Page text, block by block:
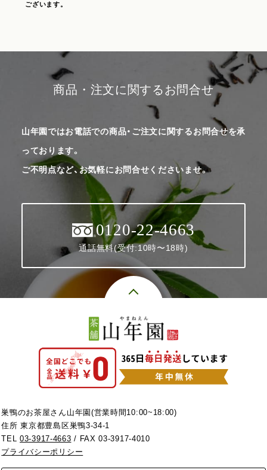
ございます。
商品・注文に関するお問合せ
山年園ではお電話での商品・ご注文に関するお問合せを承
っております。
ご不明点など、お気軽にお問合せくださいませ。
0120-22-4663
通話無料(受付:10時〜18時)
巣鴨のお茶屋さん山年園(営業時間10:00~18:00)
住所 東京都豊島区巣鴨3-34-1
TEL03-3917-4663 / FAX 03-3917-4010
プライバシーポリシー